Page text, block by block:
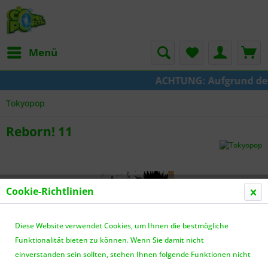
Menü
ACHTUNG: Aufgrund
Tokyopop
Reborn! 11
Cookie-Richtlinien
Diese Website verwendet Cookies, um Ihnen die bestmögliche
Funktionalität bieten zu können. Wenn Sie damit nicht
einverstanden sein sollten, stehen Ihnen folgende Funktionen nicht